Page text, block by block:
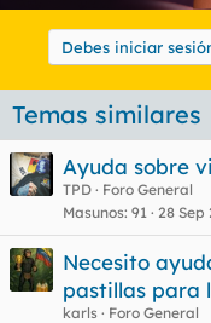
Debes iniciar
Temas similares
Ayuda sobre
TPD
Foro General
Masunos 91 28 Sep
Necesito
pastillas para
karls
Foro General